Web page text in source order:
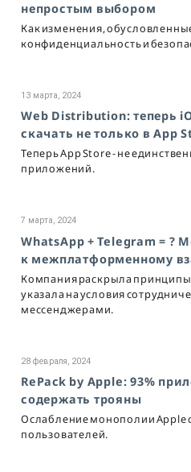
непростым выбором
Как изменения,
конфиденциальность и
13 марта, 2024
Web Distribution: теперь
скачать не только в App
Теперь App Store - не
приложений.
7 марта, 2024
WhatsApp + Telegram = ?
к межплатформенному
Компания раскрыла
указала на условия
мессенджерами.
28 февраля, 2024
RePack by Apple: 93%
содержать трояны
Ослабление монополии Apple
пользователей.